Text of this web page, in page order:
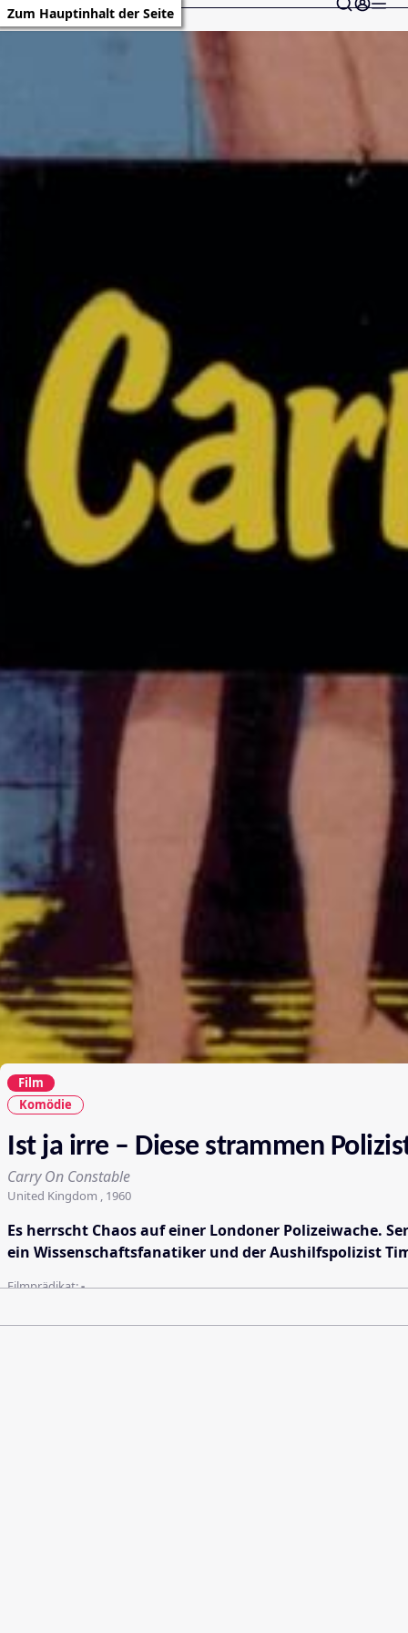
Zum Hauptinhalt der Seite
Film
Komödie
Ist ja irre – Diese strammen
Carry On Constable
United Kingdom , 1960
Es herrscht Chaos auf einer Londoner Polizeiwache.
ein Wissenschaftsfanatiker und der Aushilfspolizist
Filmprädikat:-